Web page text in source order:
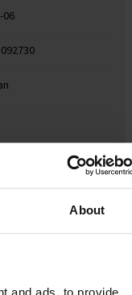
About
06